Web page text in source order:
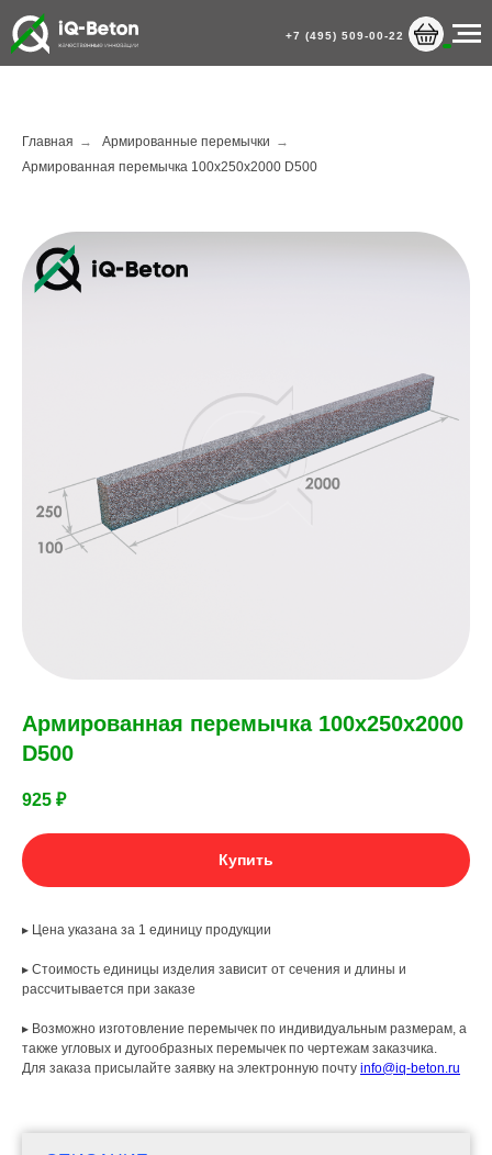
+7 (495) 509-00-22
Главная → Армированные перемычки →
Армированная перемычка 100х250х2000 D500
Армированная перемычка 100х250х2000
D500
925 ₽
Купить
▸ Цена указана за 1 единицу продукции
▸ Стоимость единицы изделия зависит от сечения и длины и
рассчитывается при заказе
▸ Возможно изготовление перемычек по индивидуальным размерам, а
также угловых и дугообразных перемычек по чертежам заказчика.
Для заказа присылайте заявку на электронную почту info@iq-beton.ru